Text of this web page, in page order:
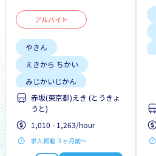
アルバイト
やきん
えきから ちかい
みじかいじかん
こうつうひ あり
がいこくじんが いる
りゅうがくせい かんげい
赤坂(東京都)えき (とうきょ
うと)
1,010 - 1,263/hour
求人掲載 ３ヶ月前〜